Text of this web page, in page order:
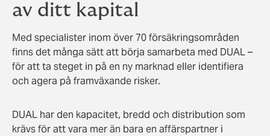
av ditt kapital
Med specialister inom över 70 försäkringsområden
finns det många sätt att börja samarbeta med DUAL –
för att ta steget in på en ny marknad eller identifiera
och agera på framväxande risker.
DUAL har den kapacitet, bredd och distribution som
krävs för att vara mer än bara en affärspartner i